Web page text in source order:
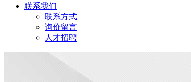
联系我们
联系方式
询价留言
人才招聘